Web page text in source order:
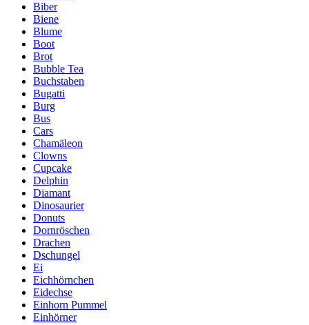
Biber
Biene
Blume
Boot
Brot
Bubble Tea
Buchstaben
Bugatti
Burg
Bus
Cars
Chamäleon
Clowns
Cupcake
Delphin
Diamant
Dinosaurier
Donuts
Dornröschen
Drachen
Dschungel
Ei
Eichhörnchen
Eidechse
Einhorn Pummel
Einhörner